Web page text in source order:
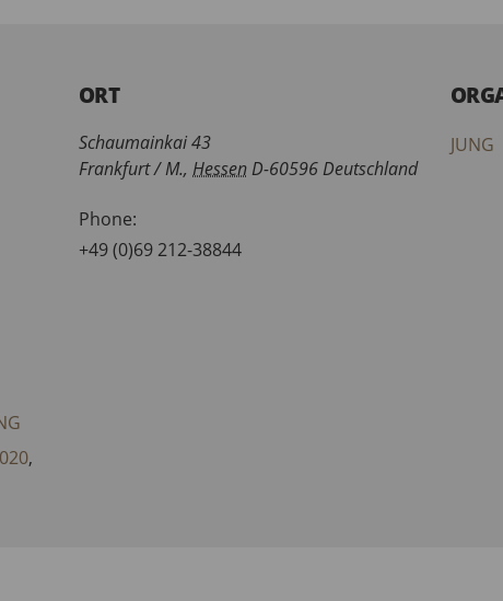
,
ORT
Schaumainkai 43
Frankfurt / M., HessenD-60596Deutschland
Phone:
+49 (0)69 212-38844
JUNG